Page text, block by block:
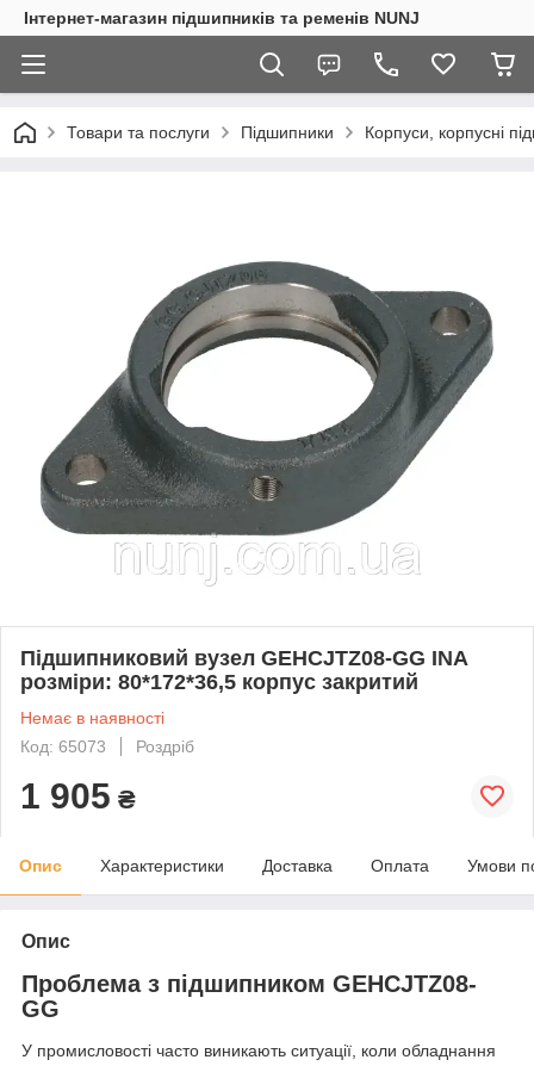
Інтернет-магазин підшипників та ременів NUNJ
Товари та послуги Підшипники Корпуси, корпусні
Підшипниковий вузел GEHCJTZ08-GG INA
розміри: 80*172*36,5 корпус закритий
Немає в наявності
Код: 65073
Роздріб
1 905 ₴
Опис Характеристики Доставка Оплата Умови
Опис
Проблема з підшипником GEHCJTZ08-
GG
У промисловості часто виникають ситуації, коли обладнання